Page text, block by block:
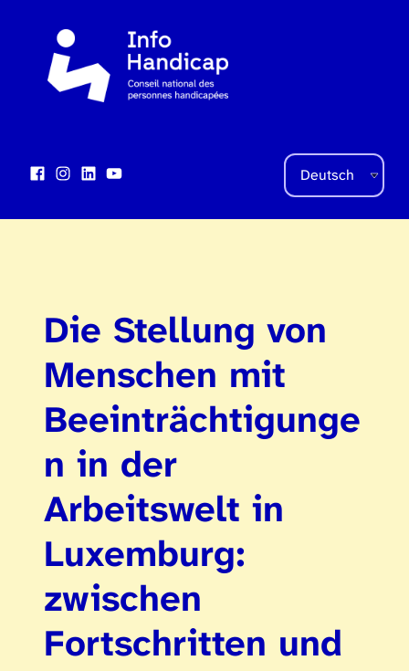
Social Links
Facebook
Instagram
LinkedInYouTube
Sprache auswählen
Die Stellung von
Menschen mit
Beeinträchtigunge
n in der
Arbeitswelt in
Luxemburg:
zwischen
Fortschritten und